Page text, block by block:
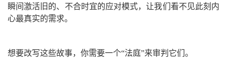
瞬间激活旧的、不合时宜的应对模式，让我们看不见此刻内
心最真实的需求。
想要改写这些故事，你需要一个“法庭”来审判它们。